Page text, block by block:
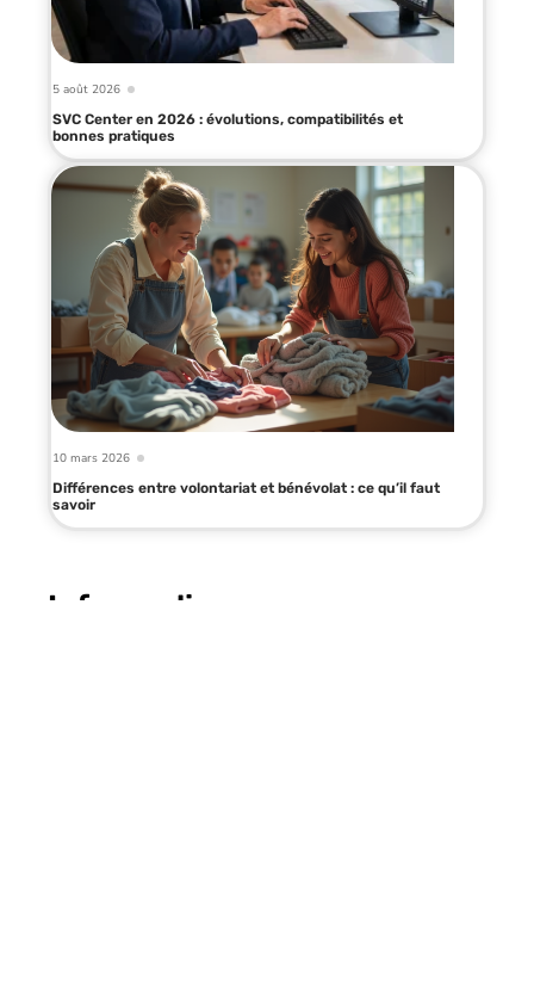
5 août 2026
SVC Center en 2026 : évolutions, compatibilités et
bonnes pratiques
10 mars 2026
Différences entre volontariat et bénévolat : ce qu’il faut
savoir
Infos en live